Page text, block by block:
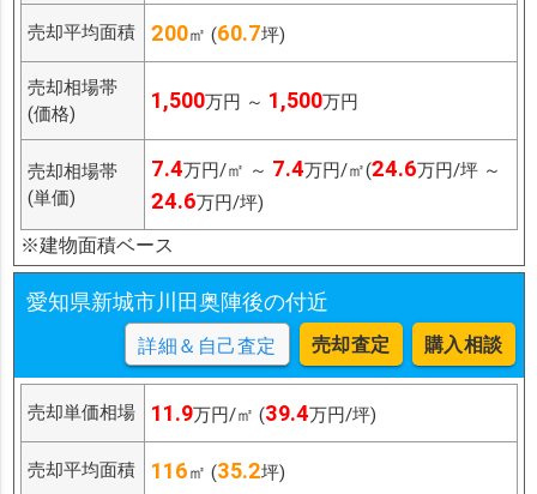
売却平均面積 200㎡ (60.7坪)
売却相場帯
(価格)
1,500万円 ～ 1,500万円
売却相場帯
(単価)
7.4万円/㎡ ～ 7.4万円/㎡(24.6万円/坪 ～
24.6万円/坪)
※建物面積ベース
愛知県新城市川田奥陣後の付近
詳細＆自己査定 売却査定 購入相談
売却単価相場 11.9万円/㎡ (39.4万円/坪)
売却平均面積 116㎡ (35.2坪)